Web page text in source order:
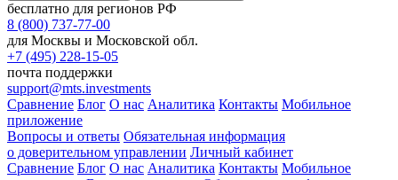
бесплатно для регионов РФ
8 (800) 737-77-00
для Москвы и Московской обл.
+7 (495) 228-15-05
почта поддержки
support@mts.investments
Сравнение Блог О нас Аналитика Контакты Мобильное
приложение
Вопросы и ответы Обязательная информация
о доверительном управлении Личный кабинет
Сравнение Блог О нас Аналитика Контакты Мобильное